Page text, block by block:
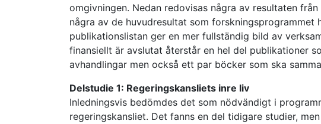
omgivningen. Nedan redovisas några av resultaten
några av de huvudresultat som
publikationslistan ger en mer fullständig bild av
finansiellt är avslutat återstår en hel del publikationer
avhandlingar men också ett par böcker som ska
Delstudie 1: Regeringskansliets inre liv
Inledningsvis bedömdes det som nödvändigt i
regeringskansliet. Det fanns en del tidigare studier,